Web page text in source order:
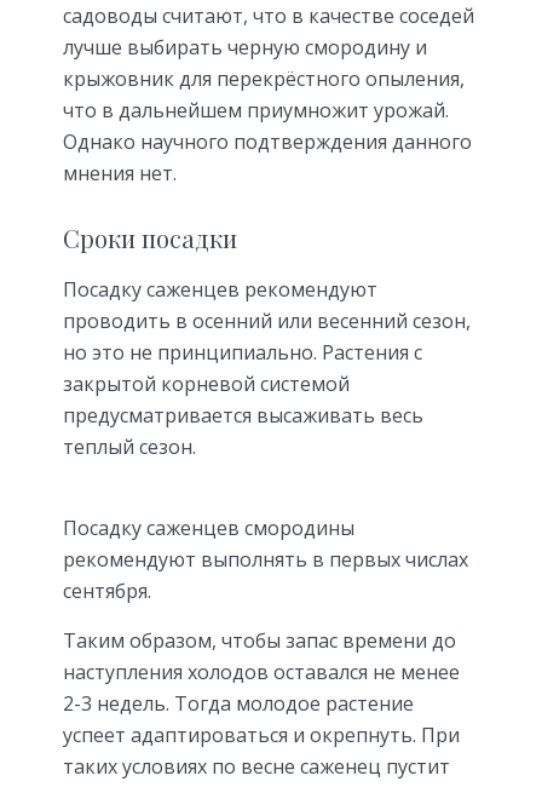
садоводы считают, что в качестве соседей
лучше выбирать черную смородину и
крыжовник для перекрёстного опыления,
что в дальнейшем приумножит урожай.
Однако научного подтверждения данного
мнения нет.
Сроки посадки
Посадку саженцев рекомендуют
проводить в осенний или весенний сезон,
но это не принципиально. Растения с
закрытой корневой системой
предусматривается высаживать весь
теплый сезон.
Посадку саженцев смородины
рекомендуют выполнять в первых числах
сентября.
Таким образом, чтобы запас времени до
наступления холодов оставался не менее
2-3 недель. Тогда молодое растение
успеет адаптироваться и окрепнуть. При
таких условиях по весне саженец пустит